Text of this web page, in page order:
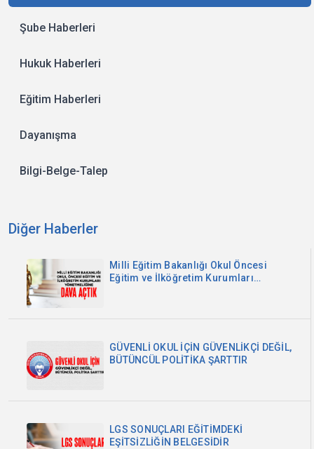
Şube Haberleri
Hukuk Haberleri
Eğitim Haberleri
Dayanışma
Bilgi-Belge-Talep
Diğer Haberler
Milli Eğitim Bakanlığı Okul Öncesi
Eğitim ve İlköğretim Kurumları
GÜVENLİ OKUL İÇİN GÜVENLİKÇİ DEĞİL,
BÜTÜNCÜL POLİTİKA ŞARTTIR
LGS SONUÇLARI EĞİTİMDEKİ
EŞİTSİZLİĞİN BELGESİDİR